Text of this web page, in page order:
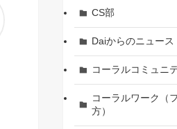
CS部
Daiからのニュース
コーラルコミュニ
コーラルワーク（
方）